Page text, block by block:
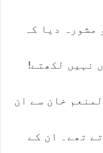
دیا کہ
نہیں لکھتے!
خان سے ان
تھے۔ ان کے